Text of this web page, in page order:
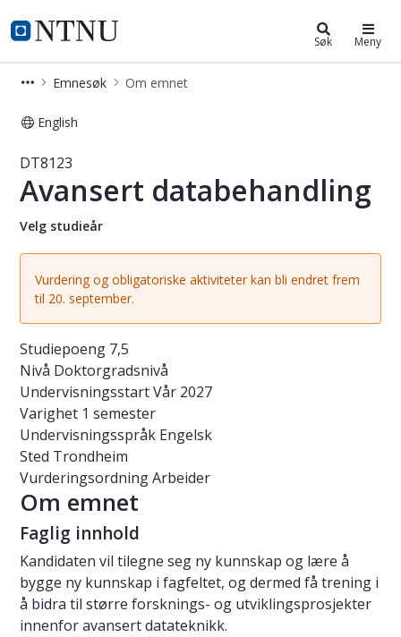
NTNU Hjemmeside
Studier Søk Meny
Emnesøk Om emnet
English
Emne - Avansert databehandling -
DT8123
Avansert databehandling
Velg studieår
Vurdering og obligatoriske aktiviteter kan bli endret frem
til 20. september.
Studiepoeng 7,5
Nivå Doktorgradsnivå
UndervisningsstartVår 2027
Varighet 1 semester
Undervisningsspråk Engelsk
Sted Trondheim
VurderingsordningArbeider
Om emnet
Faglig innhold
Kandidaten vil tilegne seg ny kunnskap og lære å
bygge ny kunnskap i fagfeltet, og dermed få trening i
å bidra til større forsknings- og utviklingsprosjekter
innenfor avansert datateknikk.